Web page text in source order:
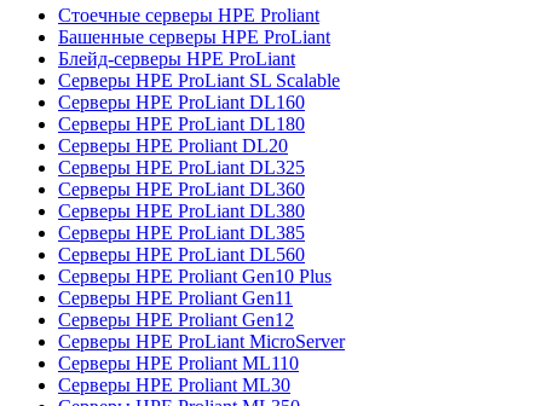
Стоечные серверы HPE Proliant
Башенные серверы HPE ProLiant
Блейд-серверы HPE ProLiant
Серверы HPE ProLiant SL Scalable
Серверы HPE ProLiant DL160
Серверы HPE ProLiant DL180
Серверы HPE Proliant DL20
Серверы HPE ProLiant DL325
Серверы HPE ProLiant DL360
Серверы HPE ProLiant DL380
Серверы HPE ProLiant DL385
Серверы HPE ProLiant DL560
Серверы HPE Proliant Gen10 Plus
Серверы HPE Proliant Gen11
Серверы HPE Proliant Gen12
Серверы HPE ProLiant MicroServer
Серверы HPE Proliant ML110
Серверы HPE Proliant ML30